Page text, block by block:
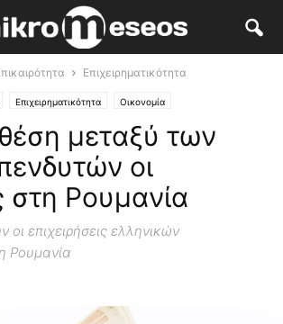
Επιχειρηματικότητα
Επιχειρηματικότητα Οικονομία
μεταξύ των
οι
στη Ρουμανία
οι επιχειρήσεις ελληνικών
Ρουμανία